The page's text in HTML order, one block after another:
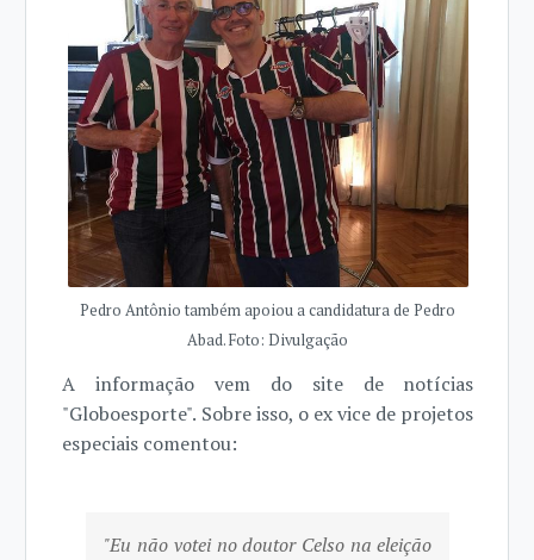
Pedro Antônio também apoiou a candidatura de Pedro
Abad. Foto: Divulgação
A informação vem do site de notícias
"Globoesporte". Sobre isso, o ex vice de projetos
especiais comentou:
"Eu não votei no doutor Celso na eleição